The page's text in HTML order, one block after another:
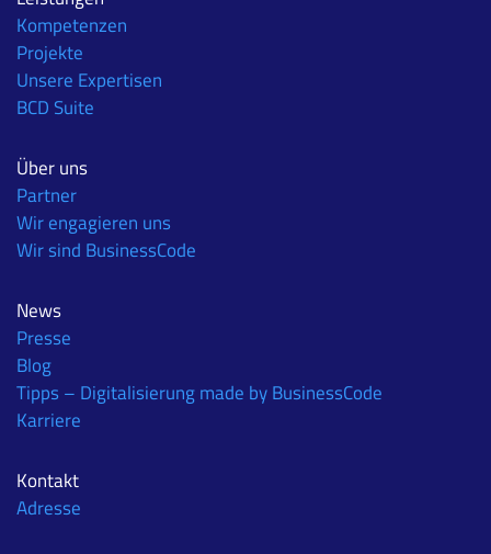
Kompetenzen
Projekte
Unsere Expertisen
BCD Suite
Über uns
Partner
Wir engagieren uns
Wir sind BusinessCode
News
Presse
Blog
Tipps – Digitalisierung made by BusinessCode
Karriere
Kontakt
Adresse